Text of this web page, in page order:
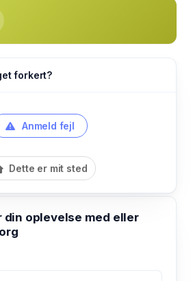
forkert?
Anmeld fejl
Dette er mit sted
oplevelse med eller